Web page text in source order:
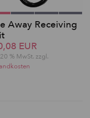
Away Receiving
EUR
% MwSt. zzgl.